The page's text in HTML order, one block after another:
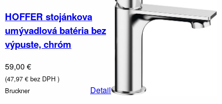
HOFFER stojánkova
umývadlová batéria bez
výpuste, chróm
59,00 €
(47,97 € bez DPH )
Bruckner
Detail